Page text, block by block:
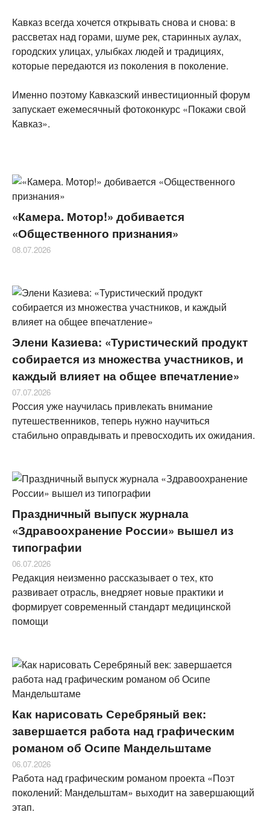
Кавказ всегда хочется открывать снова и снова: в
рассветах над горами, шуме рек, старинных аулах,
городских улицах, улыбках людей и традициях,
которые передаются из поколения в поколение.
Именно поэтому Кавказский инвестиционный форум
запускает ежемесячный фотоконкурс «Покажи свой
Кавказ».
«Камера. Мотор!» добивается
«Общественного признания»
08.07.2026
Элени Казиева: «Туристический продукт
собирается из множества участников, и
каждый влияет на общее впечатление»
07.07.2026
Россия уже научилась привлекать внимание
путешественников, теперь нужно научиться
стабильно оправдывать и превосходить их ожидания.
Праздничный выпуск журнала
«Здравоохранение России» вышел из
типографии
06.07.2026
Редакция неизменно рассказывает о тех, кто
развивает отрасль, внедряет новые практики и
формирует современный стандарт медицинской
помощи
Как нарисовать Серебряный век:
завершается работа над графическим
романом об Осипе Мандельштаме
06.07.2026
Работа над графическим романом проекта «Поэт
поколений: Мандельштам» выходит на завершающий
этап.